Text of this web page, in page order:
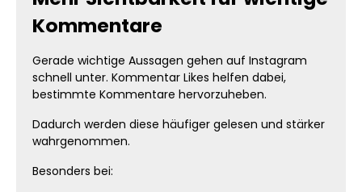
Kommentare
Gerade wichtige Aussagen gehen auf Instagram
schnell unter. Kommentar Likes helfen dabei,
bestimmte Kommentare hervorzuheben.
Dadurch werden diese häufiger gelesen und stärker
wahrgenommen.
Besonders bei: